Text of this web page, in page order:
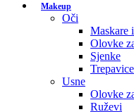
Makeup
Oči
Maskare
Olovke
Sjenke
Trepavice
Usne
Olovke
Ruževi